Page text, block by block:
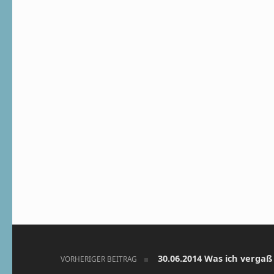
Beitragsnavigation
VORHERIGER BEITRAG 30.06.2014 Was ich